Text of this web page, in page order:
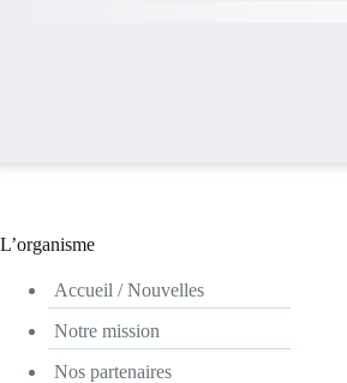
L’organisme
Accueil / Nouvelles
Notre mission
Nos partenaires